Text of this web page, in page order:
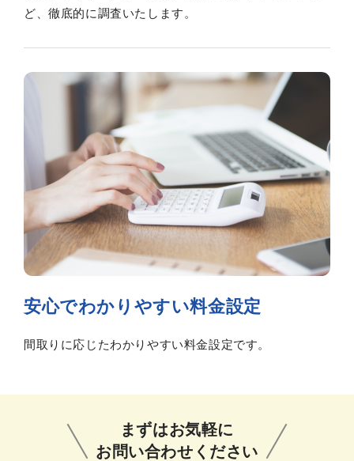
ど、徹底的に調査いたします。
安心でわかりやすい料金設定
間取りに応じたわかりやすい料金設定です。
まずはお気軽に
お問い合わせください